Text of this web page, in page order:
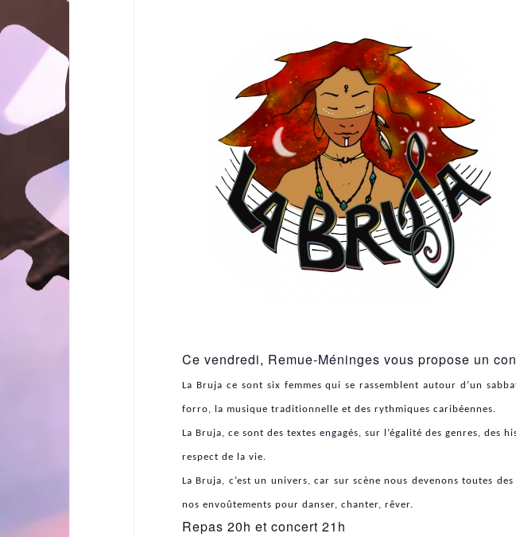
Ce vendredi, Remue-Méninges vous propose un
La Bruja ce sont six femmes qui se rassemblent autour d’un
forro, la musique traditionnelle et des rythmiques caribéennes.
La Bruja, ce sont des textes engagés, sur l’égalité des genres,
respect de la vie.
La Bruja, c’est un univers, car sur scène nous devenons toutes
nos envoûtements pour danser, chanter, rêver.
Repas 20h et concert 21h